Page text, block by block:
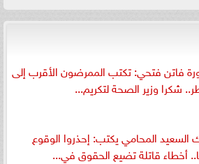
فاتن فتحي: تكتب الممرضون الأقرب إلى
شكرا وزير الصحة لتكريم...
السعيد المحامي يكتب: إحذروا الوقوع
أخطاء قاتلة تضيع الحقوق في...